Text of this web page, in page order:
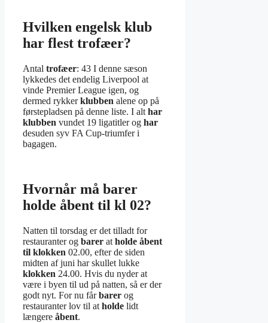
Hvilken engelsk klub
har flest trofæer?
Antal trofæer: 43 I denne sæson
lykkedes det endelig Liverpool at
vinde Premier League igen, og
dermed rykkerklubben alene op på
førstepladsen på denne liste. I alt har
klubben vundet 19 ligatitler og har
desuden syv FA Cup-triumfer i
bagagen.
Hvornår må barer
holde åbent til kl 02?
Natten til torsdag er det tilladt for
restauranter og barer at holde åbent
til klokken 02.00, efter de siden
midten af juni har skullet lukke
klokken 24.00. Hvis du nyder at
være i byen til ud på natten, så er der
godt nyt. For nu fårbarer og
restauranter lov til at holde lidt
længere åbent.